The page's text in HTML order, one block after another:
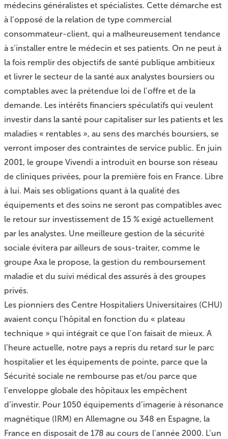
médecins généralistes et spécialistes. Cette démarche est
à l’opposé de la relation de type commercial
consommateur-client, qui a malheureusement tendance
à s’installer entre le médecin et ses patients. On ne peut à
la fois remplir des objectifs de santé publique ambitieux
et livrer le secteur de la santé aux analystes boursiers ou
comptables avec la prétendue loi de l’offre et de la
demande. Les intérêts financiers spéculatifs qui veulent
investir dans la santé pour capitaliser sur les patients et les
maladies « rentables », au sens des marchés boursiers, se
verront imposer des contraintes de service public. En juin
2001, le groupe Vivendi a introduit en bourse son réseau
de cliniques privées, pour la première fois en France. Libre
à lui. Mais ses obligations quant à la qualité des
équipements et des soins ne seront pas compatibles avec
le retour sur investissement de 15 % exigé actuellement
par les analystes. Une meilleure gestion de la sécurité
sociale évitera par ailleurs de sous-traiter, comme le
groupe Axa le propose, la gestion du remboursement
maladie et du suivi médical des assurés à des groupes
privés.
Les pionniers des Centre Hospitaliers Universitaires (CHU)
avaient conçu l’hôpital en fonction du « plateau
technique » qui intégrait ce que l’on faisait de mieux. A
l’heure actuelle, notre pays a repris du retard sur le parc
hospitalier et les équipements de pointe, parce que la
Sécurité sociale ne rembourse pas et/ou parce que
l’enveloppe globale des hôpitaux les empêchent
d’investir. Pour 1050 équipements d’imagerie à résonance
magnétique (IRM) en Allemagne ou 348 en Espagne, la
France en disposait de 178 au cours de l’année 2000. L’un